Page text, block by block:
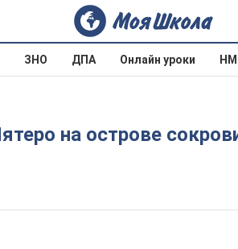
ЗНО ДПА Онлайн уроки